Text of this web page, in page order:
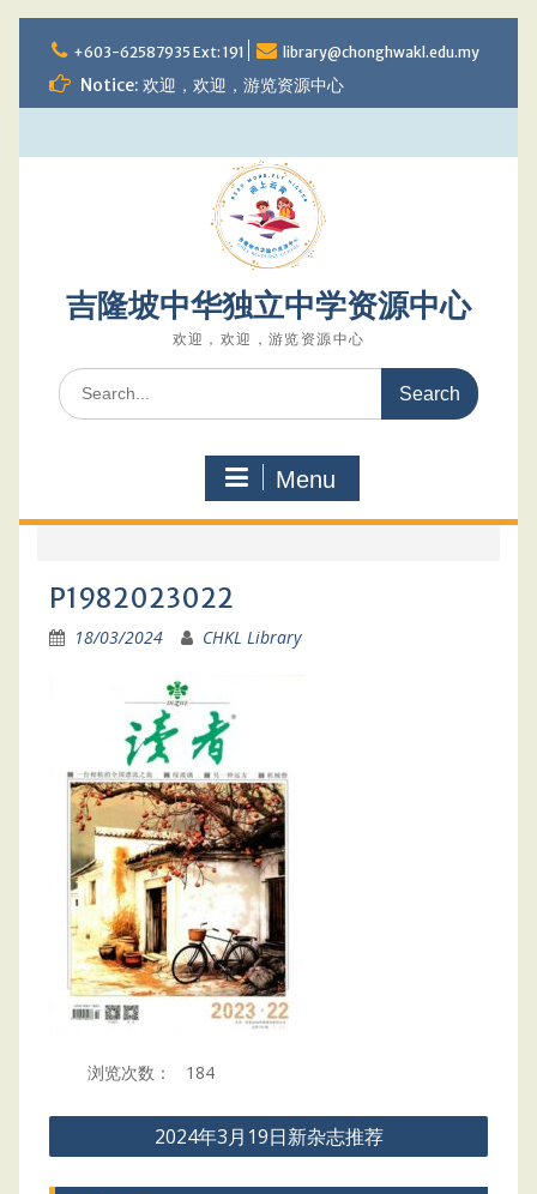
to
content
+603-62587935 Ext: 191 library@chonghwakl.edu.my
Notice: 欢迎，欢迎，游览资源中心
吉隆坡中华独立中学资源中心
欢迎，欢迎，游览资源中心
Search
for:
Menu
P1982023022
18/03/2024 CHKL Library
浏览次数： 184
Post
navigation
2024年3月19日新杂志推荐